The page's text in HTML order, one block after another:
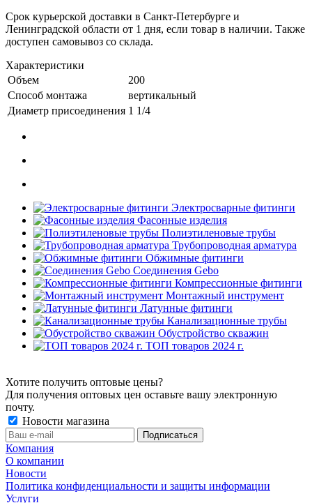
Срок курьерской доставки в Санкт-Петербурге и
Ленинградской области от 1 дня, если товар в наличии. Также
доступен самовывоз со склада.
Характеристики
Объем
200
Способ монтажа
вертикальный
Диаметр присоединения 1 1/4
Электросварные фитинги
Фасонные изделия
Полиэтиленовые трубы
Трубопроводная арматура
Обжимные фитинги
Соединения Gebo
Компрессионные фитинги
Монтажный инструмент
Латунные фитинги
Канализационные трубы
Обустройство скважин
ТОП товаров 2024 г.
Хотите получить оптовые цены?
Для получения оптовых цен оставьте вашу электронную
почту.
Новости магазина
Компания
О компании
Новости
Политика конфиденциальности и защиты информации
Услуги